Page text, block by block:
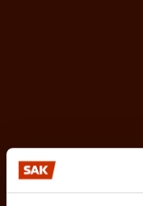
Tilaa